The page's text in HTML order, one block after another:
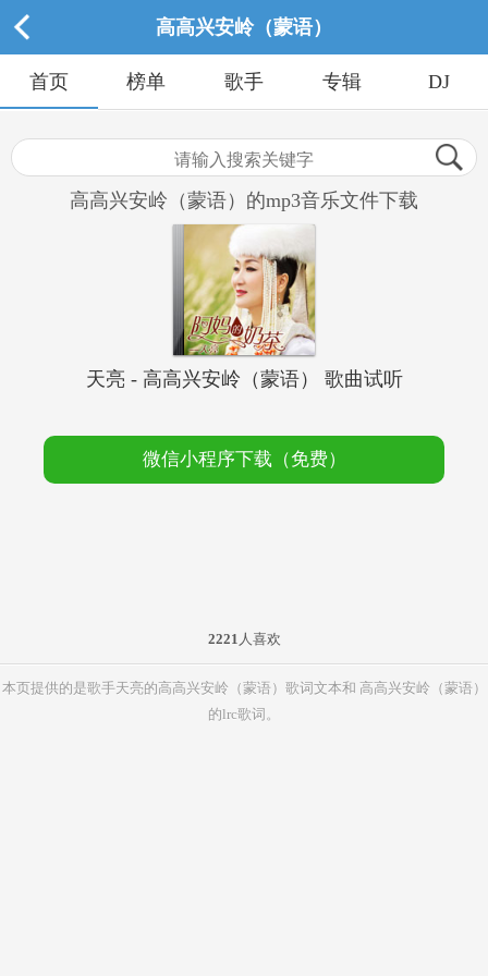
高高兴安岭（蒙语）
首页 榜单 歌手 专辑 DJ
高高兴安岭（蒙语）的mp3音乐文件下载
天亮 - 高高兴安岭（蒙语） 歌曲试听
微信小程序下载（免费）
2221 人喜欢
本页提供的是歌手天亮的高高兴安岭（蒙语）歌词文本和 高高兴安岭（蒙语）
的lrc歌词。